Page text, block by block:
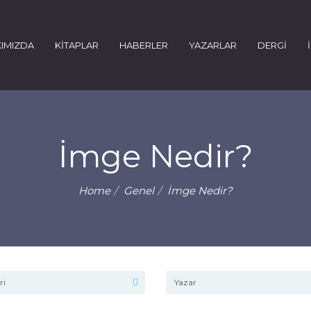
KİTAPLAR HABERLER YAZARLAR DERGİ
İmge Nedir?
Home Genel İmge Nedir?